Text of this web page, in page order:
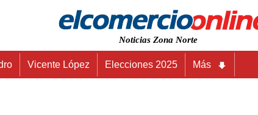
Noticias Zona Norte
Vicente López Elecciones 2025 Más